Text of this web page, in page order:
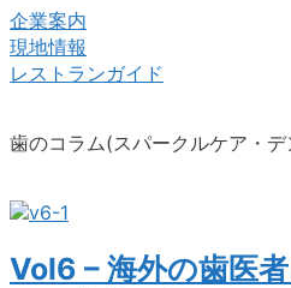
企業案内
現地情報
レストランガイド
歯のコラム(スパークルケア・
Vol6 – 海外の歯医